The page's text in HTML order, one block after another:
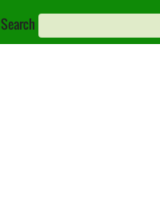
Search